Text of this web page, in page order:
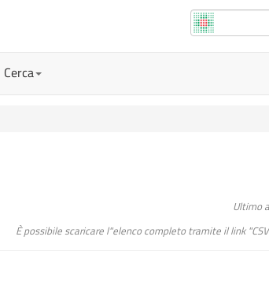
Cerca
Ultimo
È possibile scaricare l"elenco completo tramite il link